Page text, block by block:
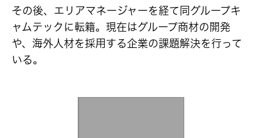
その後、エリアマネージャーを経て同グループキ
ャムテックに転籍。現在はグループ商材の開発
や、海外人材を採用する企業の課題解決を行って
いる。